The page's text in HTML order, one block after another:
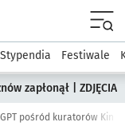
Kultura
Stypendia Festiwale
zapłonął | ZDJĘCIA